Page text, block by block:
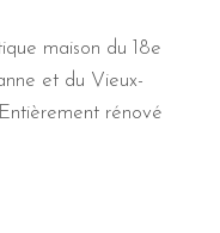
maison du 18e
et du Vieux-
rénové